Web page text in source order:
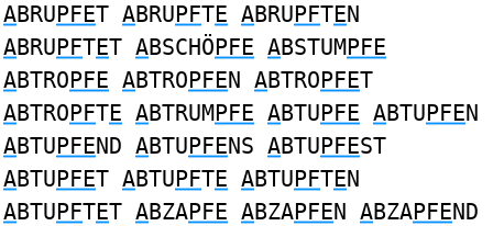
ABRUPFET ABRUPFTE ABRUPFTEN
ABRUPFTET ABSCHÖPFE ABSTUMPFE
ABTROPFE ABTROPFEN ABTROPFET
ABTROPFTE ABTRUMPFE ABTUPFE ABTUPFEN
ABTUPFEND ABTUPFENS ABTUPFEST
ABTUPFET ABTUPFTE ABTUPFTEN
ABTUPFTET ABZAPFE ABZAPFEN ABZAPFEND